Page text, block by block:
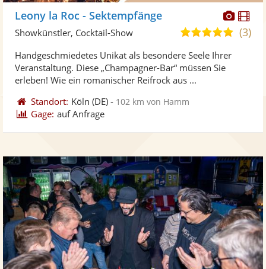
Leony la Roc - Sektempfänge
4,9(3)
Showkünstler, Cocktail-Show
Handgeschmiedetes Unikat als besondere Seele Ihrer
Veranstaltung. Diese „Champagner-Bar“ müssen Sie
erleben! Wie ein romanischer Reifrock aus ...
Standort: Köln (DE) - 102 km von Hamm
Gage: auf Anfrage